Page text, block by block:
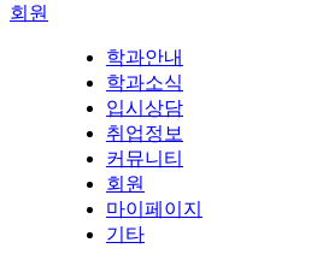
회원
학과안내
학과소식
입시상담
취업정보
커뮤니티
회원
마이페이지
기타